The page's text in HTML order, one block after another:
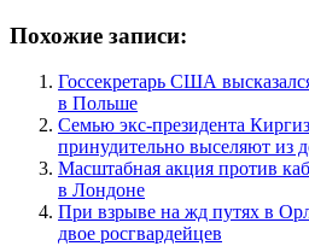
Похожие записи:
Госсекретарь США
в Польше
Семью экс-президента
принудительно выселяют из
Масштабная акция против
в Лондоне
При взрыве на жд путях в
двое росгвардейцев